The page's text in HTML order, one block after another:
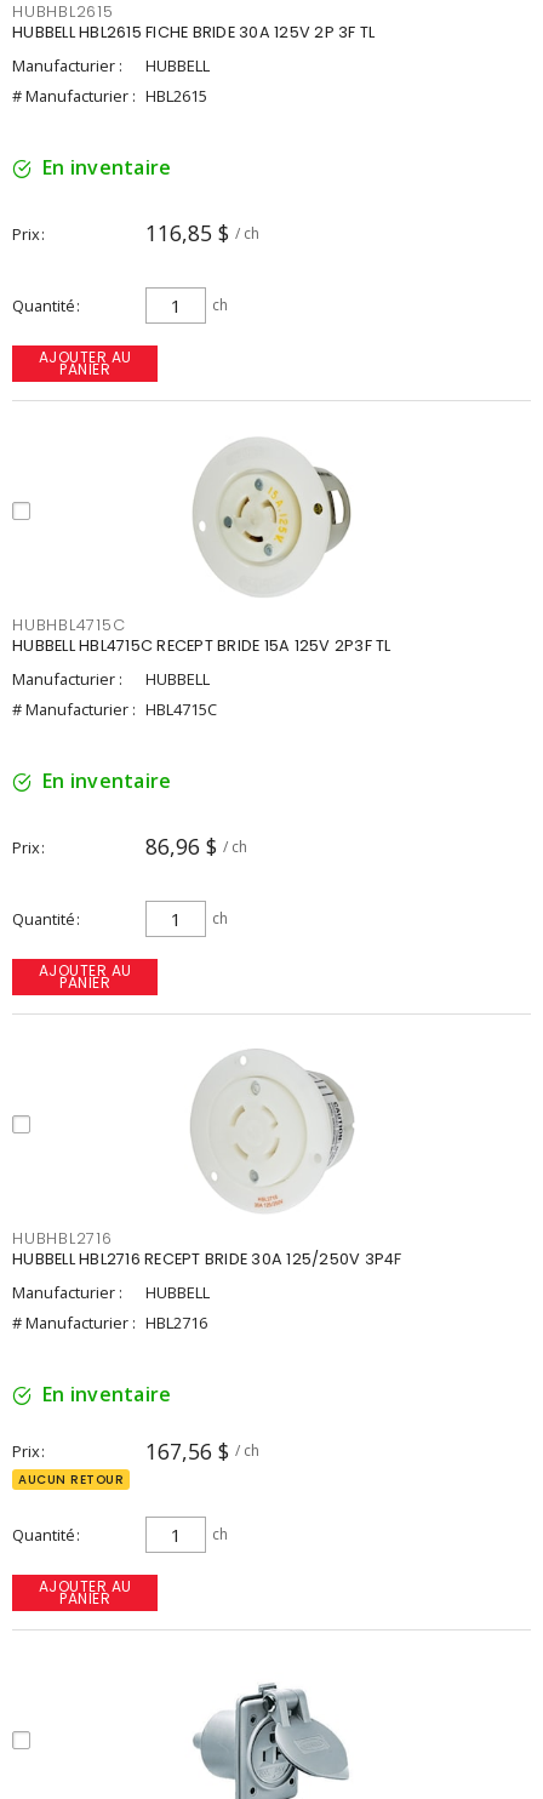
HUBHBL2615
HUBBELL HBL2615 FICHE BRIDE 30A 125V 2P 3F TL
Manufacturier :
HUBBELL
# Manufacturier : HBL2615
En inventaire
Prix 116,85 $ / ch
Quantité ch
AJOUTER AU
PANIER
HUBHBL4715C
HUBBELL HBL4715C RECEPT BRIDE 15A 125V 2P3F TL
Manufacturier :
HUBBELL
# Manufacturier : HBL4715C
En inventaire
Prix 86,96 $ / ch
Quantité ch
AJOUTER AU
PANIER
HUBHBL2716
HUBBELL HBL2716 RECEPT BRIDE 30A 125/250V 3P4F
Manufacturier :
HUBBELL
# Manufacturier : HBL2716
En inventaire
Prix 167,56 $ / ch
AUCUN RETOUR
Quantité ch
AJOUTER AU
PANIER